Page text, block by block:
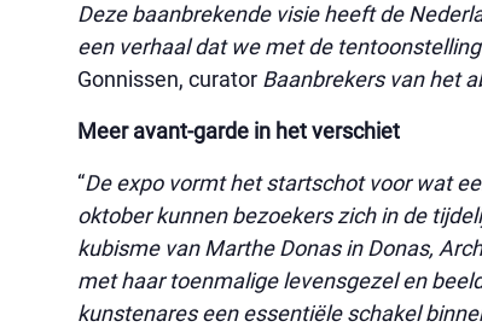
Deze baanbrekende visie heeft de
een verhaal dat we met de
Gonnissen, curator Baanbrekers van het
Meer avant-garde in het verschiet
“De expo vormt het startschot voor wat
oktober kunnen bezoekers zich in de
kubisme van Marthe Donas in Donas,
met haar toenmalige levensgezel en
kunstenares een essentiële schakel